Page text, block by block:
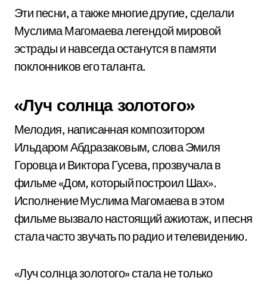
Эти песни, а также многие другие, сделали
Муслима Магомаева легендой мировой
эстрады и навсегда останутся в памяти
поклонников его таланта.
«Луч солнца золотого»
Мелодия, написанная композитором
Ильдаром Абдразаковым, слова Эмиля
Горовца и Виктора Гусева, прозвучала в
фильме «Дом, который построил Шах».
Исполнение Муслима Магомаева в этом
фильме вызвало настоящий ажиотаж, и песня
стала часто звучать по радио и телевидению.
«Луч солнца золотого» стала не только